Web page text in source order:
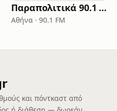
Παραπολιτικά 90.1 FM
Αθήνα · 90.1 FM
και πόντκαστ από